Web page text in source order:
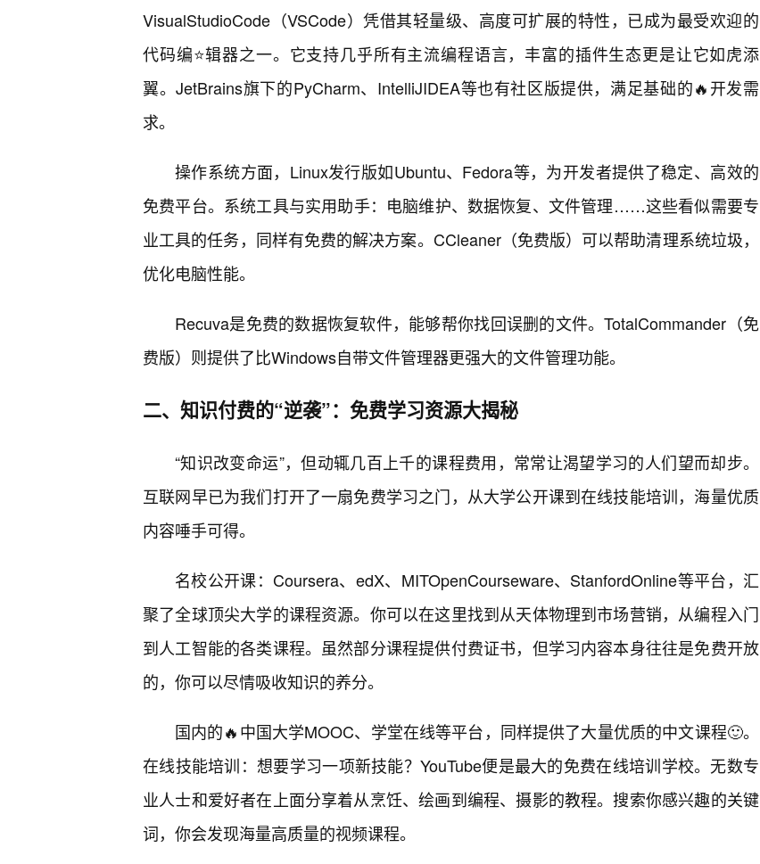
VisualStudioCode（VSCode）凭借其轻量级、高度可扩展的特性，已成为最受欢迎的
代码编⭐辑器之一。它支持几乎所有主流编程语言，丰富的插件生态更是让它如虎添
翼。JetBrains旗下的PyCharm、IntelliJIDEA等也有社区版提供，满足基础的🔥开发需
求。
操作系统方面，Linux发行版如Ubuntu、Fedora等，为开发者提供了稳定、高效的
免费平台。系统工具与实用助手：电脑维护、数据恢复、文件管理……这些看似需要专
业工具的任务，同样有免费的解决方案。CCleaner（免费版）可以帮助清理系统垃圾，
优化电脑性能。
Recuva是免费的数据恢复软件，能够帮你找回误删的文件。TotalCommander（免
费版）则提供了比Windows自带文件管理器更强大的文件管理功能。
二、知识付费的“逆袭”：免费学习资源大揭秘
“知识改变命运”，但动辄几百上千的课程费用，常常让渴望学习的人们望而却步。
互联网早已为我们打开了一扇免费学习之门，从大学公开课到在线技能培训，海量优质
内容唾手可得。
名校公开课：Coursera、edX、MITOpenCourseware、StanfordOnline等平台，汇
聚了全球顶尖大学的课程资源。你可以在这里找到从天体物理到市场营销，从编程入门
到人工智能的各类课程。虽然部分课程提供付费证书，但学习内容本身往往是免费开放
的，你可以尽情吸收知识的养分。
国内的🔥中国大学MOOC、学堂在线等平台，同样提供了大量优质的中文课程🙂。
在线技能培训：想要学习一项新技能？YouTube便是最大的免费在线培训学校。无数专
业人士和爱好者在上面分享着从烹饪、绘画到编程、摄影的教程。搜索你感兴趣的关键
词，你会发现海量高质量的视频课程。